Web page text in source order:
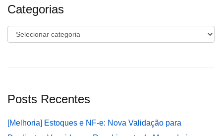
Categorias
Categorias
Posts Recentes
[Melhoria] Estoques e NF-e: Nova Validação para